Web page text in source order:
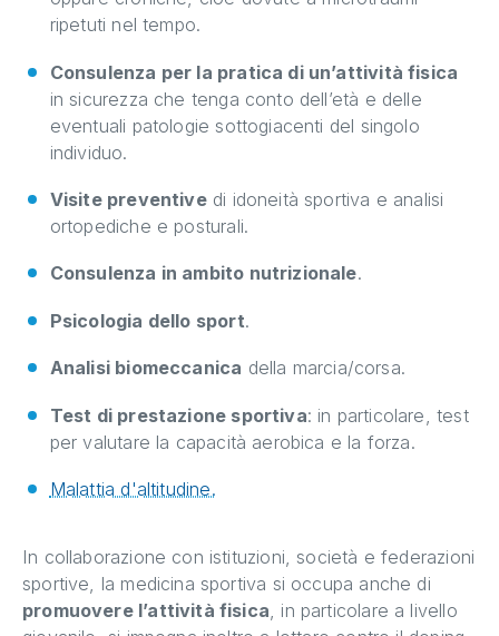
ripetuti nel tempo.
Consulenza per la pratica di un’attività fisica
in sicurezza che tenga conto dell’età e delle
eventuali patologie sottogiacenti del singolo
individuo.
Visite preventivedi idoneità sportiva e analisi
ortopediche e posturali.
Consulenza in ambito nutrizionale.
Psicologia dello sport.
Analisi biomeccanica della marcia/corsa.
Test di prestazione sportiva: in particolare, test
per valutare la capacità aerobica e la forza.
Malattia d'altitudine.
In collaborazione con istituzioni, società e federazioni
sportive, la medicina sportiva si occupa anche di
promuovere l’attività fisica , in particolare a livello